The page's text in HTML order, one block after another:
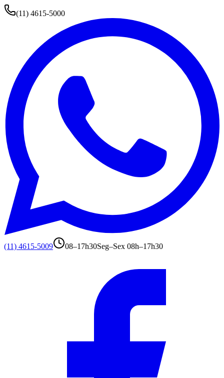
(11) 4615-5000
(11) 4615-5009 08–17h30Seg–Sex 08h–17h30